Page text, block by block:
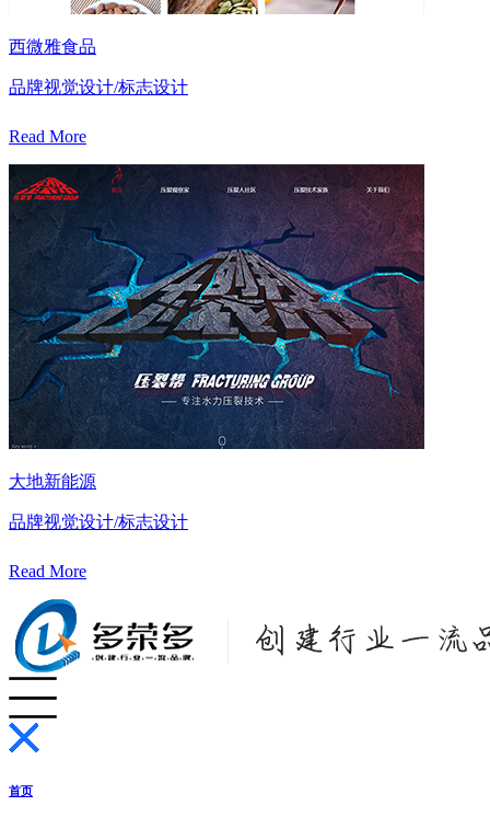
西微雅食品
品牌视觉设计/标志设计
Read More
大地新能源
品牌视觉设计/标志设计
Read More
首页